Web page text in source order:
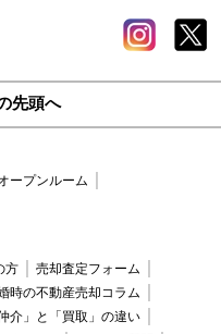
先頭へ
ープンルーム
方
売却査定フォーム
時の不動産売却コラム
仲介」と「買取」の違い